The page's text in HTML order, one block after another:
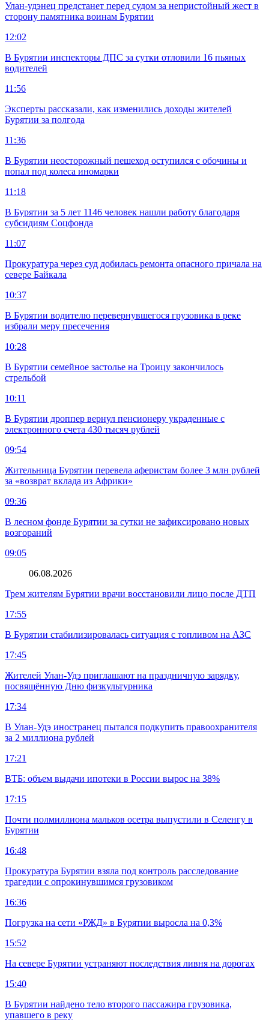
Улан-удэнец предстанет перед судом за непристойный жест в
сторону памятника воинам Бурятии
12:02
В Бурятии инспекторы ДПС за сутки отловили 16 пьяных
водителей
11:56
Эксперты рассказали, как изменились доходы жителей
Бурятии за полгода
11:36
В Бурятии неосторожный пешеход оступился с обочины и
попал под колеса иномарки
11:18
В Бурятии за 5 лет 1146 человек нашли работу благодаря
субсидиям Соцфонда
11:07
Прокуратура через суд добилась ремонта опасного причала на
севере Байкала
10:37
В Бурятии водителю перевернувшегося грузовика в реке
избрали меру пресечения
10:28
В Бурятии семейное застолье на Троицу закончилось
стрельбой
10:11
В Бурятии дроппер вернул пенсионеру украденные с
электронного счета 430 тысяч рублей
09:54
Жительница Бурятии перевела аферистам более 3 млн рублей
за «возврат вклада из Африки»
09:36
В лесном фонде Бурятии за сутки не зафиксировано новых
возгораний
09:05
06.08.2026
Трем жителям Бурятии врачи восстановили лицо после ДТП
17:55
В Бурятии стабилизировалась ситуация с топливом на АЗС
17:45
Жителей Улан-Удэ приглашают на праздничную зарядку,
посвящённую Дню физкультурника
17:34
В Улан-Удэ иностранец пытался подкупить правоохранителя
за 2 миллиона рублей
17:21
ВТБ: объем выдачи ипотеки в России вырос на 38%
17:15
Почти полмиллиона мальков осетра выпустили в Селенгу в
Бурятии
16:48
Прокуратура Бурятии взяла под контроль расследование
трагедии с опрокинувшимся грузовиком
16:36
Погрузка на сети «РЖД» в Бурятии выросла на 0,3%
15:52
На севере Бурятии устраняют последствия ливня на дорогах
15:40
В Бурятии найдено тело второго пассажира грузовика,
упавшего в реку